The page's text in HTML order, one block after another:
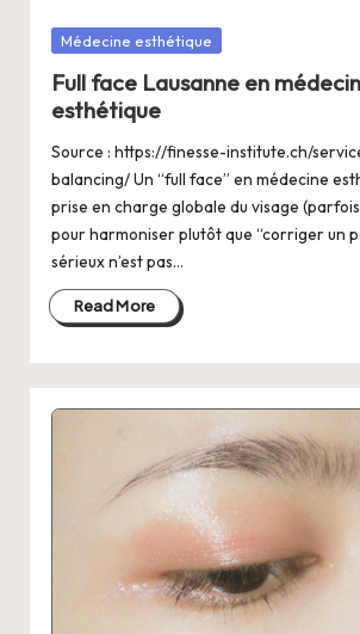
Posted
Médecine esthétique
Full face Lausanne en
esthétique
Source : https://finesse-institute.ch/
balancing/ Un “full face” en médecine
prise en charge globale du visage
pour harmoniser plutôt que “corriger un
sérieux n’est pas…
Read More